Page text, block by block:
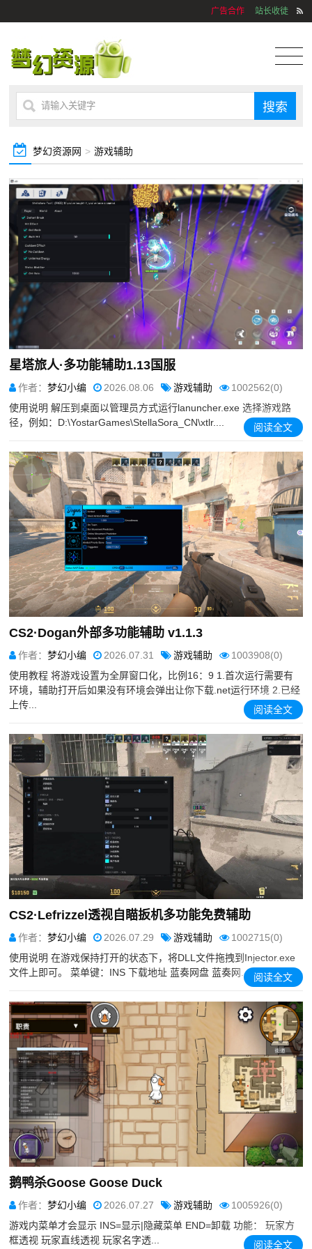
广告合作 站长收徒
梦幻资源网 > 游戏辅助
星塔旅人·多功能辅助1.13国服
作者：梦幻小编 2026.08.06 游戏辅助
1002562(0)
使用说明 解压到桌面以管理员方式运行lanuncher.exe 选择游戏路
径，例如：D:\YostarGames\StellaSora_CN\xtlr....
阅读全文
CS2·Dogan外部多功能辅助 v1.1.3
作者：梦幻小编 2026.07.31 游戏辅助
1003908(0)
使用教程 将游戏设置为全屏窗口化，比例16：9 1.首次运行需要有
环境，辅助打开后如果没有环境会弹出让你下载.net运行环境 2.已经
上传...
阅读全文
CS2·Lefrizzel透视自瞄扳机多功能免费辅助
作者：梦幻小编 2026.07.29 游戏辅助
1002715(0)
使用说明 在游戏保持打开的状态下，将DLL文件拖拽到Injector.exe
文件上即可。 菜单键：INS 下载地址 蓝奏网盘 蓝奏网... 阅读全文
鹅鸭杀Goose Goose Duck
作者：梦幻小编 2026.07.27 游戏辅助
1005926(0)
游戏内菜单才会显示 INS=显示|隐藏菜单 END=卸载 功能： 玩家方
框透视 玩家直线透视 玩家名字透...
阅读全文